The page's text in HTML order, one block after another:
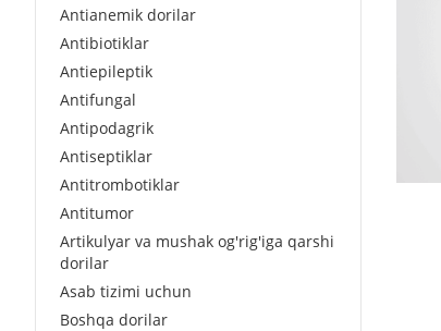
Antianemik dorilar
Antibiotiklar
Antiepileptik
Antifungal
Antipodagrik
Antiseptiklar
Antitrombotiklar
Antitumor
Artikulyar va mushak og'rig'iga qarshi
dorilar
Asab tizimi uchun
Boshqa dorilar